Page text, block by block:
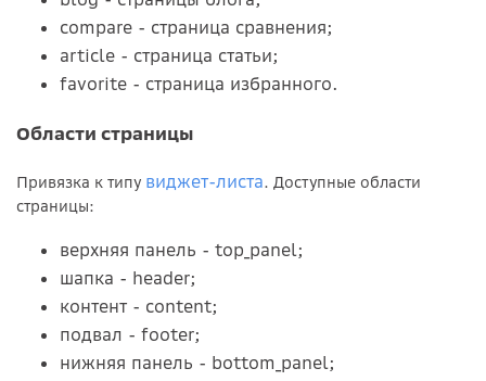
compare - страница сравнения;
article - страница статьи;
favorite - страница избранного.
Области страницы
Привязка к типу виджет-листа. Доступные области
страницы:
верхняя панель - top_panel;
шапка - header;
контент - content;
подвал - footer;
нижняя панель - bottom_panel;